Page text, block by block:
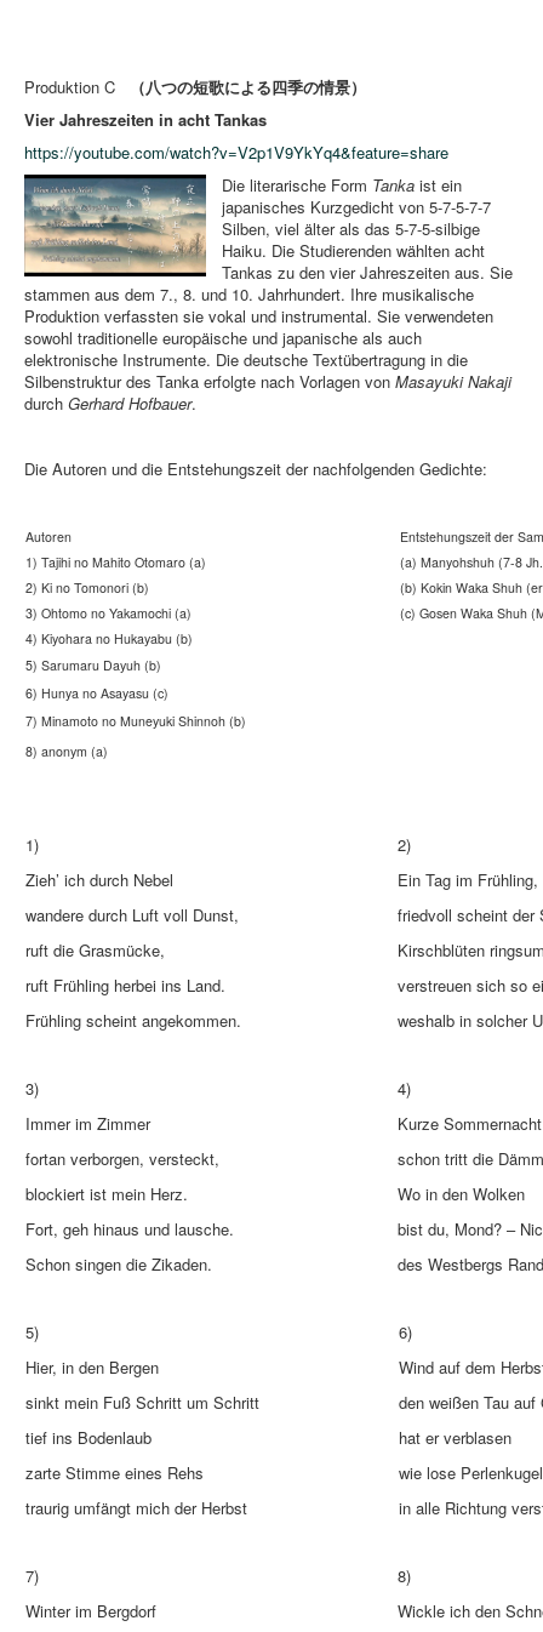
Produktion C
（八つの短歌による四季の情景）
Vier Jahreszeiten in acht Tankas
https://youtube.com/watch?v=V2p1V9YkYq4&feature=share
Die literarische Form Tanka ist ein
japanisches Kurzgedicht von 5-7-5-7-7
Silben, viel älter als das 5-7-5-silbige
Haiku. Die Studierenden wählten acht
Tankas zu den vier Jahreszeiten aus. Sie
stammen aus dem 7., 8. und 10. Jahrhundert. Ihre musikalische
Produktion verfassten sie vokal und instrumental. Sie verwendeten
sowohl traditionelle europäische und japanische als auch
elektronische Instrumente. Die deutsche Textübertragung in die
Silbenstruktur des Tanka erfolgte nach Vorlagen von Masayuki Nakaji
durch Gerhard Hofbauer.
Die Autoren und die Entstehungszeit der nachfolgenden Gedichte:
Autoren
Entstehungszeit der
1) Tajihi no Mahito Otomaro (a)
(a) Manyohshuh (7-8
2) Ki no Tomonori (b)
(b) Kokin Waka Shuh
3) Ohtomo no Yakamochi (a)
(c) Gosen Waka Shuh
4) Kiyohara no Hukayabu (b)
5) Sarumaru Dayuh (b)
6) Hunya no Asayasu (c)
7) Minamoto no Muneyuki Shinnoh (b)
8) anonym (a)
1)
2)
Zieh’ ich durch Nebel
Ein Tag im Frühling,
wandere durch Luft voll Dunst,
friedvoll scheint der
ruft die Grasmücke,
Kirschblüten
ruft Frühling herbei ins Land.
verstreuen sich so
Frühling scheint angekommen.
weshalb in solcher
3)
4)
Immer im Zimmer
Kurze
fortan verborgen, versteckt,
schon tritt die
blockiert ist mein Herz.
Wo in den Wolken
Fort, geh hinaus und lausche.
bist du, Mond? –
Schon singen die Zikaden.
des Westbergs
5)
6)
Hier, in den Bergen
Wind auf dem
sinkt mein Fuß Schritt um Schritt
den weißen Tau auf
tief ins Bodenlaub
hat er verblasen
zarte Stimme eines Rehs
wie lose
traurig umfängt mich der Herbst
in alle Richtung
7)
8)
Winter im Bergdorf
Wickle ich den